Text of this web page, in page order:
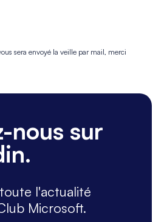
sera envoyé la veille par mail, merci
nous sur
l'actualité
Microsoft.